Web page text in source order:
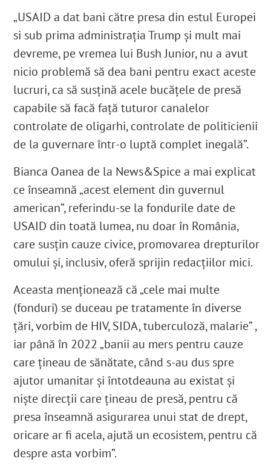
„USAID a dat bani către presa din estul Europei
si sub prima administrația Trump și mult mai
devreme, pe vremea lui Bush Junior, nu a avut
nicio problemă să dea bani pentru exact aceste
lucruri, ca să susțină acele bucățele de presă
capabile să facă față tuturor canalelor
controlate de oligarhi, controlate de politicienii
de la guvernare într-o luptă complet inegală”.
Bianca Oanea de la News&Spice a mai explicat
ce înseamnă „acest element din guvernul
american”, referindu-se la fondurile date de
USAID din toată lumea, nu doar în România,
care susțin cauze civice, promovarea drepturilor
omului și, inclusiv, oferă sprijin redacțiilor mici.
Aceasta menționează că „cele mai multe
(fonduri) se duceau pe tratamente în diverse
țări, vorbim de HIV, SIDA, tuberculoză, malarie” ,
iar până în 2022 „banii au mers pentru cauze
care țineau de sănătate, când s-au dus spre
ajutor umanitar și întotdeauna au existat și
niște direcții care țineau de presă, pentru că
presa înseamnă asigurarea unui stat de drept,
oricare ar fi acela, ajută un ecosistem, pentru că
despre asta vorbim”.